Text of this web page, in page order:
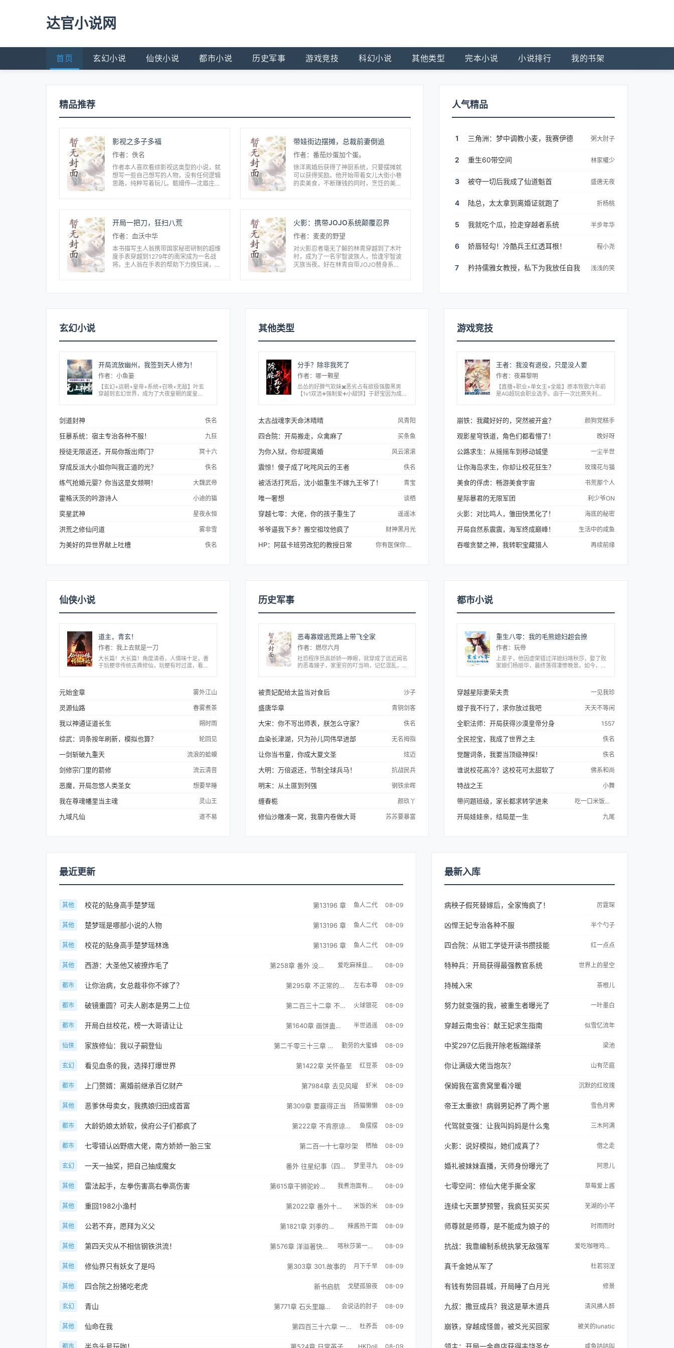
达官小说网
首页 玄幻小说 仙侠小说 都市小说 历史军事 游戏竞技 科幻小说 其他类型 完本小说 小说排行 我的书架
精品推荐
影视之多子多福
作者：佚名
作者本人喜欢看综影视这类型的小说，就
想写一些自己想写的人物，没有任何逻辑
思路，纯粹写着玩儿。甄嬛传—沈眉庄
带娃街边摆摊，总裁前妻倒追
作者：番茄炒蛋加个蛋。
徐洋离婚后获得了神厨系统，只要摆摊就
可以获得奖励。他开始带着女儿大街小巷
的卖美食，不断赚钱的同时，烹饪的美食
开局一把刀，狂扫八荒
作者：血沃中华
本书描写主人翁携带国家秘密研制的超维
度手表穿越到1279年的南宋成为一名战
将。主人翁在手表的帮助下力挽狂澜，逆
火影：携带JOJO系统颠覆忍界
作者：麦麦的野望
对火影忍者毫无了解的林青穿越到了木叶
村，成为了一名宇智波族人，恰逢宇智波
灭族当夜。好在林青自带JOJO替身系
人气精品
1 三角洲：梦中调教小麦，我赛伊德 粥大肘子
2 重生60带空间 林家權少
3 被夺一切后我成了仙道魁首 盛唐无夜
4 陆总，太太拿到离婚证就跑了 折杨桃
5 我就吃个瓜，捡走穿越者系统 半步年华
6 娇唇轻勾！冷酷兵王红透耳根！ 程小尧
7 矜持儒雅女教授，私下为我放任自我 浅浅的笑
玄幻小说
开局流放幽州，我签到天人修为！
作者：小鱼篓
【玄幻+运朝+皇帝+系统+召唤+无敌】叶玄
穿越到玄幻世界，成为了大夜皇朝的废皇
剑道封神 佚名
狂暴系统：宿主专治各种不服！ 九狂
授徒无限返还，开局你叛出师门？ 冥十六
穿成反派大小姐你叫我正道的光？ 佚名
练气抢婚元婴？你当这是女频啊！ 大魏武帝
霍格沃茨的吟游诗人 小迪的猫
奕星武神 星夜永恒
洪荒之修仙问道 雾非雪
为美好的异世界献上吐槽 佚名
其他类型
分手？除非我死了
作者：哪一颗星
怂怂的好脾气软妹✖️恶劣占有欲极强腹黑男
【1v1双洁➕强制爱➕小甜饼】于舒宝因为成绩
太古战魂李天命沐晴晴 风青阳
四合院：开局搬走，众禽麻了 买条鱼
为你入狱，你却提离婚 风云滚滚
震惊！傻子成了叱咤风云的王者 佚名
被活活打死后，沈小姐重生不嫁九王爷了！ 青宝
唯一奢想 谈栖
穿越七零：大佬，你的孩子重生了 遥遥冰
爷爷逼我下乡？搬空祖坟他疯了 财神黑月光
HP：阿兹卡班劳改犯的教授日常 你有医保你先上啊
游戏竞技
王者：我没有退役，只是没人要
作者：夜幕黎明
【直播+职业+单女主+全能】原本牧歌六年前
是AG超玩会职业选手。由于一次比赛失利，
崩铁：我藏好好的，突然被开盒？ 颜狗党糕手
观影星穹铁道，角色们都看懵了！ 晚好呀
公路求生：从摇摇车到移动城堡 一尘半世
让你海岛求生，你却让校花狂生？ 玫瑰花与猫
美食的俘虏：畅游美食宇宙 书荒那个人
星际暴君的无限军团 利少爷ON
火影：对比鸣人，雏田快黑化了！ 海底的秘密
开局自然系震震，海军终成巅峰！ 生活中的咸鱼
吞噬贪婪之神，我转职宝藏猎人 再续前缘
仙侠小说
道主，青玄！
作者：我上去就是一刀
大长篇！大长篇！角度清奇，人情味十足，善
于玩梗非传统古典修仙，玩梗有时过渡，看个
元始金章 雾外江山
灵源仙路 春雾煮茶
我以神通证道长生 朔时雨
综武：词条按年刷新，模拟也算？ 轮回见
一剑斩破九重天 流浪的蛤蟆
剑修宗门里的箭修 流云清音
恶魔，开局忽悠人类圣女 想要早睡
我在尊魂幡里当主魂 灵山王
九域凡仙 道不易
历史军事
恶毒寡嫂逃荒路上带飞全家
作者：燃尽六月
社恐程序员高娇娇一睁眼，就穿成了远近闻名
的恶毒嫂子，家里穷的叮当响，记忆混乱，还
现...
被贵妃配给太监当对食后 沙子
盛唐华章 青铜剑客
大宋：你不写出师表，朕怎么守家？ 佚名
血染长津湖，只为孙儿同伟早进部 无名拇指
让你当书童，你成大夏文圣 炫迈
大明：万倍返还，节制全球兵马！ 抗战民兵
明末：从土匪到列强 钢铁余晖
缠春栀 颜玖丫
修仙沙雕凑一窝，我靠内卷做大哥 苏苏要暴富
都市小说
重生八零：我的毛熊媳妇超会撩
作者：玩帝
上辈子，他因虚荣错过洋媳妇喀秋莎，娶了败
家娘们杨丽华，最终落得凄惨晚景。如今，他
爆...
穿越星际妻荣夫贵 一见我珍
嫂子我不行了，求你放过我吧 天天不等闲
全职法师：开局获得沙漠皇帝分身 1557
全民挖宝，我成了世界之主 佚名
觉醒词条，我要当顶级神探！ 佚名
谁说校花高冷？这校花可太甜软了 佛系和尚
特战之王 小舞
带问题班级，家长都求转学进来 吃一口米饭喝一口酒
开局娃娃亲，结局是一生 九尾
最近更新
其他 校花的贴身高手楚梦瑶 第13196 章 鱼人二代 08-09
其他 楚梦瑶是哪部小说的人物 第13196 章 鱼人二代 08-09
其他 校花的贴身高手楚梦瑶林逸 第13196 章 鱼人二代 08-09
其他 西游：大圣他又被撩炸毛了 第258章 番外 没能回到过去的结局 2 爱吃麻辣韭菜的端木安 08-09
都市 让你治病，女总裁非你不嫁了？ 第295章 不正常的香气 左右本尊 08-09
都市 破镜重圆？可夫人剧本是男二上位 第二百三十二章 不能让这种感情影响她的工作状态 火球银花 08-09
都市 开局白丝校花，榜一大哥请让让 第1640章 画饼蛊心卡的效果 半世逍遥 08-09
仙侠 家族修仙：我以子嗣登仙 第二千零三十三章 为天人师，灭佛之人 勤劳的大蜜蜂 08-09
玄幻 看见血条的我，选择打爆世界 第1422章 关怀备至 红豆茶 08-09
都市 上门赘婿：离婚前继承百亿财产 第7984章 去见风曜 虾米 08-09
其他 恶爹休母卖女，我携娘归田成首富 第309章 要赢得正当 扬猫懒懒 08-09
都市 大龄奶娘太娇软，侯府公子们都疯了 第222章 不肯原谅朕吗？ 鱼摆摆 08-09
都市 七零错认凶野痞大佬，南方娇娇一胎三宝 第二百一十七章吵架 栖柚 08-09
玄幻 一天一抽奖，把自己抽成魔女 番外 往星纪事（四） 梦里寻九 08-09
其他 雷法起手，左拳伤害高右拳高伤害 第615章干狮驼岭三妖 我煮泡面有一手 08-09
其他 重回1982小渔村 第2022章 番外十八:团圆年（二） 米饭的米 08-09
其他 公若不弃，愿拜为义父 第1821章 刘季的心思 辣酱热干面 08-09
其他 第四天灾从不相信钢铁洪流！ 第576章 洋溢著快活氛围的军列 喀秋莎第一可爱 08-09
其他 修仙界只有妖女了是吗 第303章 301.故事的 月下千早 08-09
其他 四合院之扮猪吃老虎 新书启航 戈壁孤狼夜 08-09
玄幻 青山 第771章 石头里蹦出来的 会说话的肘子 08-09
其他 仙命在我 第四百三十六章 一人独斗两大仙庭天宰 杜养吾 08-09
都市 半岛头号玩咖！ HKDoll 08-09
最新入库
病秧子假死替嫁后，全家悔疯了！ 厉霆琛
凶悍王妃专治各种不服 半个勺子
四合院：从钳工学徒开读书攒技能 红一点点
特种兵：开局获得最强教官系统 世界上的星空
持械入宋 茶根儿
努力就变强的我，被重生者曝光了 一叶墨白
穿越云南虫谷：献王妃求生指南 似雪忆流年
中奖297亿后我开除老板踹绿茶 梁池
你让满级大佬当炮灰？ 山有茫庭
保姆我在富贵窝里看冷暖 沉默的红玫瑰
帝王太重欲！病弱男妃养了两个崽 雪色月霁
代驾就变强：让我叫妈妈是什么鬼 三木阿满
火影：说好模拟，她们成真了？ 借之走
婚礼被妹妹直播，天师身份曝光了 阿思儿
七零空间：修仙大佬手撕全家 草莓爱上酱
连续七天噩梦预警，我疯狂买买买 芜湖的小芊
师尊就是师尊，是不能成为娘子的 时雨雨时
抗战：我靠编制系统执掌无敌强军 爱吃咖喱鸡丝羹的张尘
真千金她从军了 杜若羽涅
有钱有势回县城，开局睡了白月光 修景
九叔：撒豆成兵？我这是草木道兵 清风拂人醉
崩铁，穿越成怪兽，被爻光买回家 被关的lunatic
领主：开局一金商店获得丰饶圣女 咸鱼咕咕叫